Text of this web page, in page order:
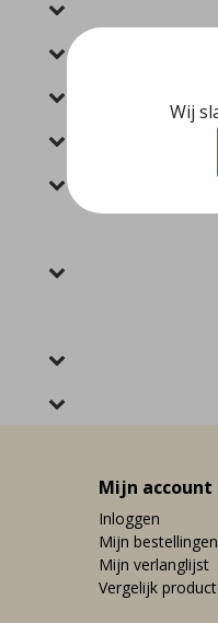
Mijn account
Inloggen
Mijn bestellingen
Mijn verlanglijst
Vergelijk
Wij